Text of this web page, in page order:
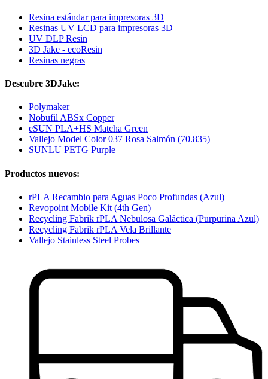
Resina estándar para impresoras 3D
Resinas UV LCD para impresoras 3D
UV DLP Resin
3D Jake - ecoResin
Resinas negras
Descubre 3DJake:
Polymaker
Nobufil ABSx Copper
eSUN PLA+HS Matcha Green
Vallejo Model Color 037 Rosa Salmón (70.835)
SUNLU PETG Purple
Productos nuevos:
rPLA Recambio para Aguas Poco Profundas (Azul)
Revopoint Mobile Kit (4th Gen)
Recycling Fabrik rPLA Nebulosa Galáctica (Purpurina Azul)
Recycling Fabrik rPLA Vela Brillante
Vallejo Stainless Steel Probes